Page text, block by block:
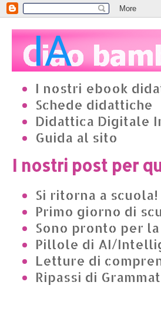
I nostri ebook
Schede didattiche
Didattica Digitale
Guida al sito
I nostri post per
Si ritorna a scuola!
Primo giorno di
Sono pronto per la
Pillole di AI/
Letture di
Ripassi di